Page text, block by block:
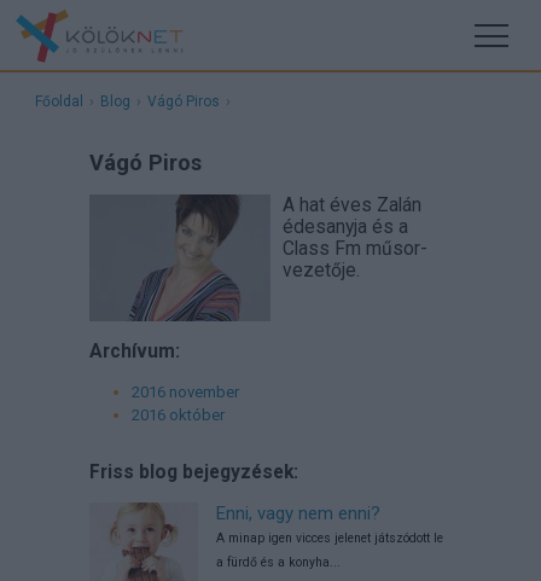
Főoldal › Blog › Vágó Piros ›
Vágó Piros
A hat éves Zalán
édesanyja és a
Class Fm műsor­
vezetője.
Archívum:
2016 november
2016 október
Friss blog bejegyzések:
Enni, vagy nem enni?
A minap igen vicces jelenet játszódott le
a fürdő és a konyha...